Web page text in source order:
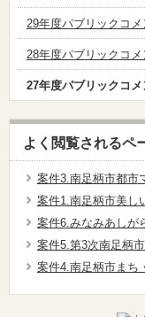
29年度パブリックコ
28年度パブリックコ
27年度パブリックコ
よく閲覧されるペ
案件3.南足柄市都市
案件1.南足柄市美し
案件6.みなみあしが
案件5.第3次南足柄
案件4.南足柄市まち